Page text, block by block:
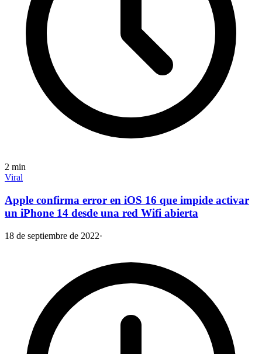
2 min
Viral
Apple confirma error en iOS 16 que impide activar
un iPhone 14 desde una red Wifi abierta
18 de septiembre de 2022·